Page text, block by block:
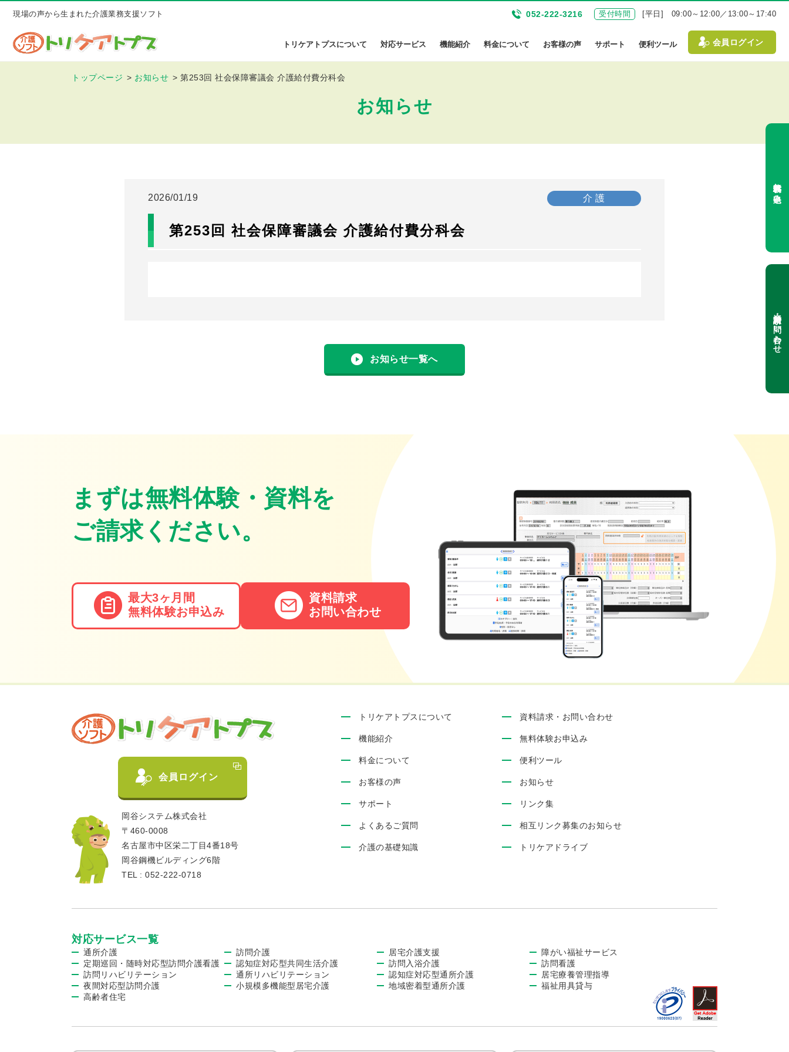
現場の声から生まれた介護業務支援ソフト 受付時間 [平日] 09:00～12:00／13:00～17:40
052-222-3216
会員ログイン
トリケアトプスについて 対応サービス 機能紹介 料金について お客様の声 サポート 便利ツール
無料体験お申込み
資料請求・お問い合わせ
トップページ お知らせ 第253回 社会保障審議会 介護給付費分科会
お知らせ
2026/01/19 介 護
第253回 社会保障審議会 介護給付費分科会
お知らせ一覧へ
まずは無料体験・資料を
ご請求ください。
最大3ヶ月間
無料体験お申込み
資料請求
お問い合わせ
会員ログイン
岡谷システム株式会社
〒460-0008
名古屋市中区栄二丁目4番18号
岡谷鋼機ビルディング6階
TEL : 052-222-0718
トリケアトプスについて
機能紹介
料金について
お客様の声
サポート
よくあるご質問
介護の基礎知識
資料請求・お問い合わせ
無料体験お申込み
便利ツール
お知らせ
リンク集
相互リンク募集のお知らせ
トリケアドライブ
対応サービス一覧
通所介護 訪問介護 居宅介護支援
障がい福祉サービス
定期巡回・随時対応型訪問介護看護
認知症対応型共同生活介護 訪問入浴介護
訪問看護
訪問リハビリテーション
通所リハビリテーション 認知症対応型通所介護
居宅療養管理指導
夜間対応型訪問介護
小規模多機能型居宅介護 地域密着型通所介護
福祉用具貸与
高齢者住宅